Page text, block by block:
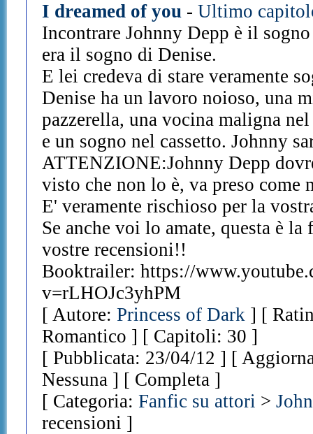
I dreamed of you- Ultimo
Incontrare Johnny Depp è il
era il sogno di Denise.
E lei credeva di stare veramente
Denise ha un lavoro noioso, una
pazzerella, una vocina maligna
e un sogno nel cassetto. Johnny
ATTENZIONE:Johnny Depp
visto che non lo è, va preso come
E' veramente rischioso per la
Se anche voi lo amate, questa è
vostre recensioni!!
Booktrailer: https://
v=rLHOJc3yhPM
[ Autore: Princess of Dark] [
Romantico ] [ Capitoli: 30 ]
[ Pubblicata: 23/04/12 ] [
Nessuna ] [ Completa ]
[ Categoria: Fanfic su attori >
recensioni ]